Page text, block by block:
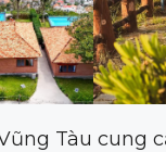
Tàu cung